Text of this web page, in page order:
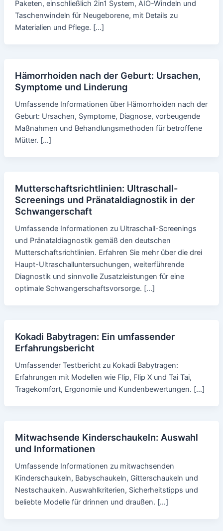
Paketen, einschließlich 2in1 System, AIO-Windeln und
Taschenwindeln für Neugeborene, mit Details zu
Materialien und Pflege. […]
Hämorrhoiden nach der Geburt: Ursachen,
Symptome und Linderung
Umfassende Informationen über Hämorrhoiden nach der
Geburt: Ursachen, Symptome, Diagnose, vorbeugende
Maßnahmen und Behandlungsmethoden für betroffene
Mütter. […]
Mutterschaftsrichtlinien: Ultraschall-
Screenings und Pränataldiagnostik in der
Schwangerschaft
Umfassende Informationen zu Ultraschall-Screenings
und Pränataldiagnostik gemäß den deutschen
Mutterschaftsrichtlinien. Erfahren Sie mehr über die drei
Haupt-Ultraschalluntersuchungen, weiterführende
Diagnostik und sinnvolle Zusatzleistungen für eine
optimale Schwangerschaftsvorsorge. […]
Kokadi Babytragen: Ein umfassender
Erfahrungsbericht
Umfassender Testbericht zu Kokadi Babytragen:
Erfahrungen mit Modellen wie Flip, Flip X und Tai Tai,
Tragekomfort, Ergonomie und Kundenbewertungen. […]
Mitwachsende Kinderschaukeln: Auswahl
und Informationen
Umfassende Informationen zu mitwachsenden
Kinderschaukeln, Babyschaukeln, Gitterschaukeln und
Nestschaukeln. Auswahlkriterien, Sicherheitstipps und
beliebte Modelle für drinnen und draußen. […]